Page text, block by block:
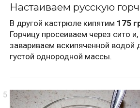
Настаиваем русскую
В другой кастрюле кипятим 175
Горчицу просеиваем через сито
завариваем вскипяченной водой
густой однородной массы.